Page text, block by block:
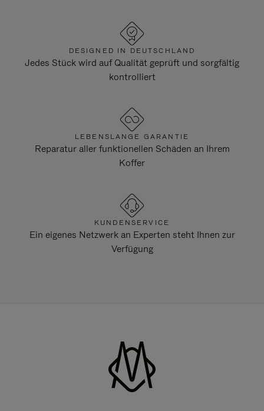
DESIGNED IN DEUTSCHLAND
Jedes Stück wird auf Qualität geprüft und sorgfältig
kontrolliert
LEBENSLANGE GARANTIE
Reparatur aller funktionellen Schäden an Ihrem
Koffer
KUNDENSERVICE
Ein eigenes Netzwerk an Experten steht Ihnen zur
Verfügung